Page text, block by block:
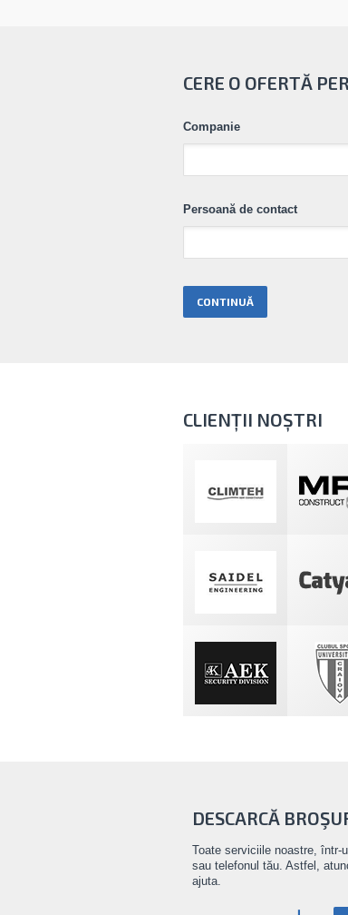
CERE O OFERTĂ
Companie
Persoană de contact
CLIENȚII NOȘTRI
DESCARCĂ
Toate serviciile noastre, într-
sau telefonul tău. Astfel,
ajuta.